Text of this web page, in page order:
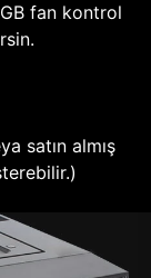
fan kontrol
satın almış